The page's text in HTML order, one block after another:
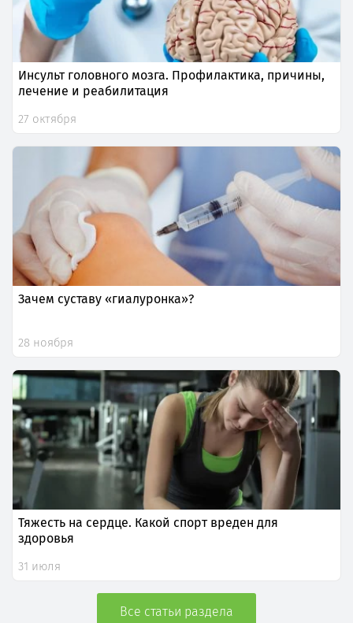
Инсульт головного мозга. Профилактика, причины,
лечение и реабилитация
27 октября
Зачем суставу «гиалуронка»?
28 ноября
Тяжесть на сердце. Какой спорт вреден для
здоровья
31 июля
Все статьи раздела